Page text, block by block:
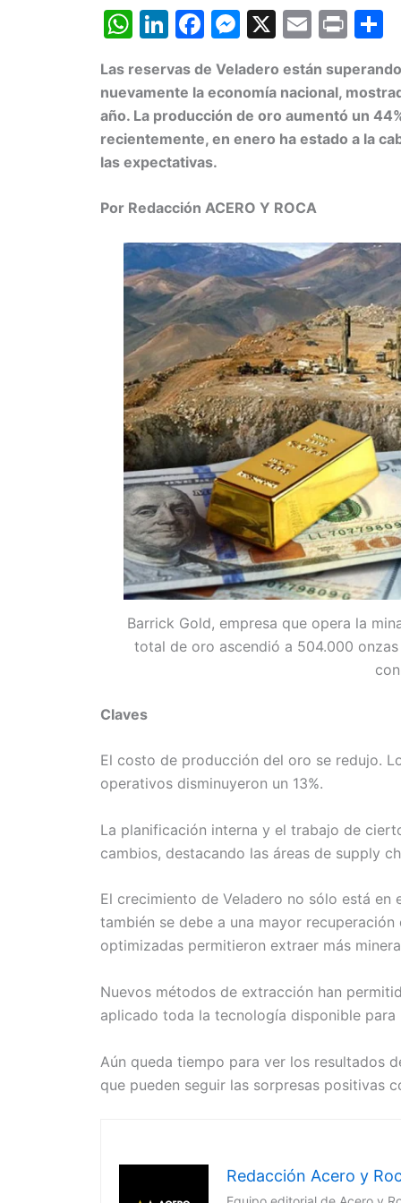
W
at
s
A
p
p
Li
k
e
dI
n
F
c
e
b
o
o
k
M
s
s
e
g
er
X
E
ai
l
Pr
t
p
Las reservas de Veladero están
nuevamente la economía nacional,
año. La producción de oro aumentó un
recientemente, en enero ha estado a la
las expectativas.
Por Redacción ACERO Y ROCA
Barrick Gold, empresa que opera la
total de oro ascendió a 504.000
Claves
El costo de producción del oro se redujo.
operativos disminuyeron un 13%.
La planificación interna y el trabajo de
cambios, destacando las áreas de supply
El crecimiento de Veladero no sólo está
también se debe a una mayor
optimizadas permitieron extraer más
Nuevos métodos de extracción han
aplicado toda la tecnología disponible para
Aún queda tiempo para ver los resultados
que pueden seguir las sorpresas positivas
Redacción Acero y